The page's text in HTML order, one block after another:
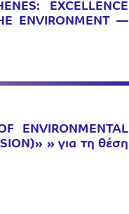
EXCELLENCE
ENVIRONMENT —
ENVIRONMENTAL
» για τη θέση